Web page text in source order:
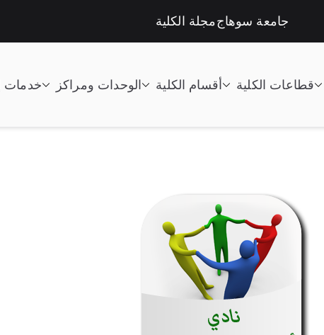
جامعة سوهاجمجلة الكلية
قطاعات الكلية أقسام الكلية الوحدات ومراكز خدمات